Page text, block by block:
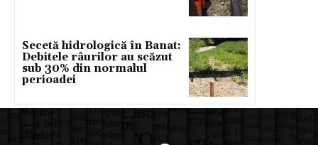
Secetă hidrologică în Banat:
Debitele râurilor au scăzut
sub 30% din normalul
perioadei